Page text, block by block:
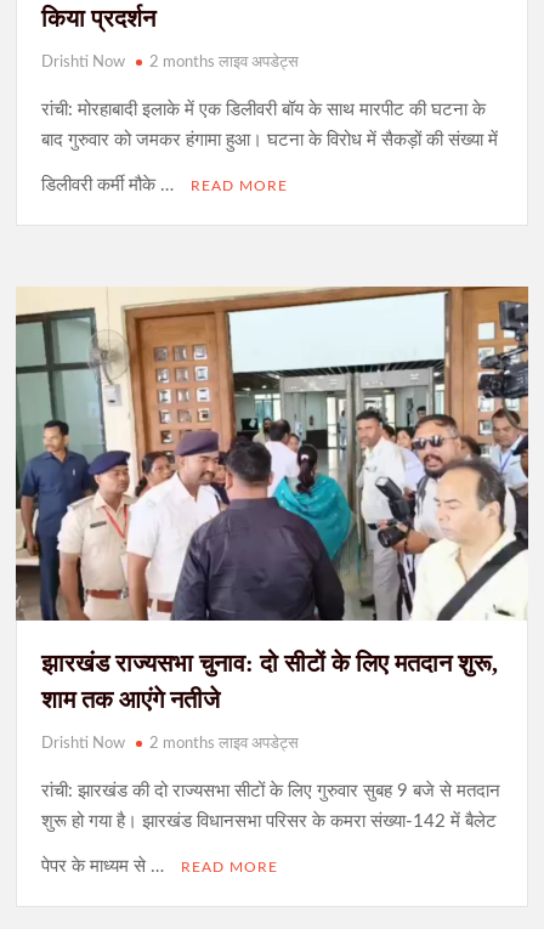
किया प्रदर्शन
Drishti Now 2 months लाइव अपडेट्स
रांची: मोरहाबादी इलाके में एक डिलीवरी बॉय के साथ मारपीट की घटना के
बाद गुरुवार को जमकर हंगामा हुआ। घटना के विरोध में सैकड़ों की संख्या में
डिलीवरी कर्मी मौके … READ MORE
झारखंड राज्यसभा चुनाव: दो सीटों के लिए मतदान शुरू,
शाम तक आएंगे नतीजे
Drishti Now 2 months लाइव अपडेट्स
रांची: झारखंड की दो राज्यसभा सीटों के लिए गुरुवार सुबह 9 बजे से मतदान
शुरू हो गया है। झारखंड विधानसभा परिसर के कमरा संख्या-142 में बैलेट
पेपर के माध्यम से … READ MORE